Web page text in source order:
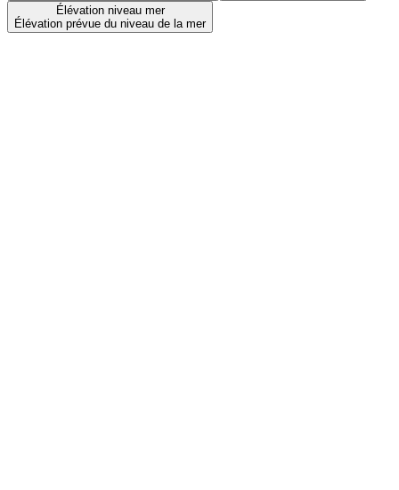
Élévation niveau mer
Élévation prévue du niveau de la mer